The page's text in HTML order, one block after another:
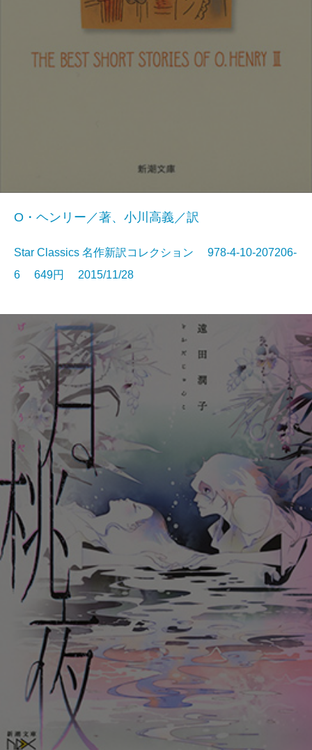
O・ヘンリー／著、小川高義／訳
Star Classics 名作新訳コレクション 978-4-10-207206-
6 649円 2015/11/28